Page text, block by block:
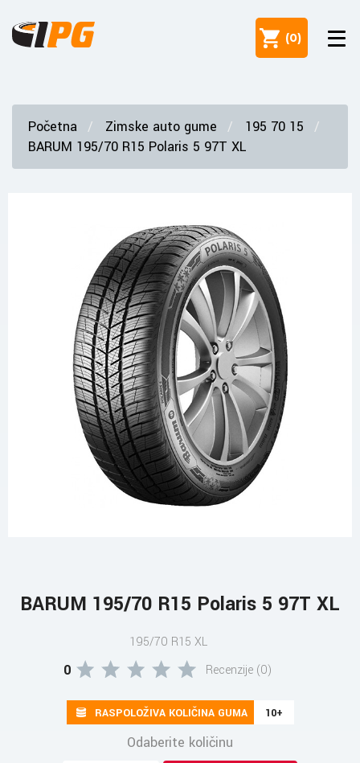
(0)
Početna Zimske auto gume
195 70 15
BARUM 195/70 R15 Polaris 5 97T XL
BARUM 195/70 R15 Polaris 5 97T XL
195/70 R15 XL
0 Recenzije (0)
RASPOLOŽIVA KOLIČINA GUMA 10+
Odaberite količinu